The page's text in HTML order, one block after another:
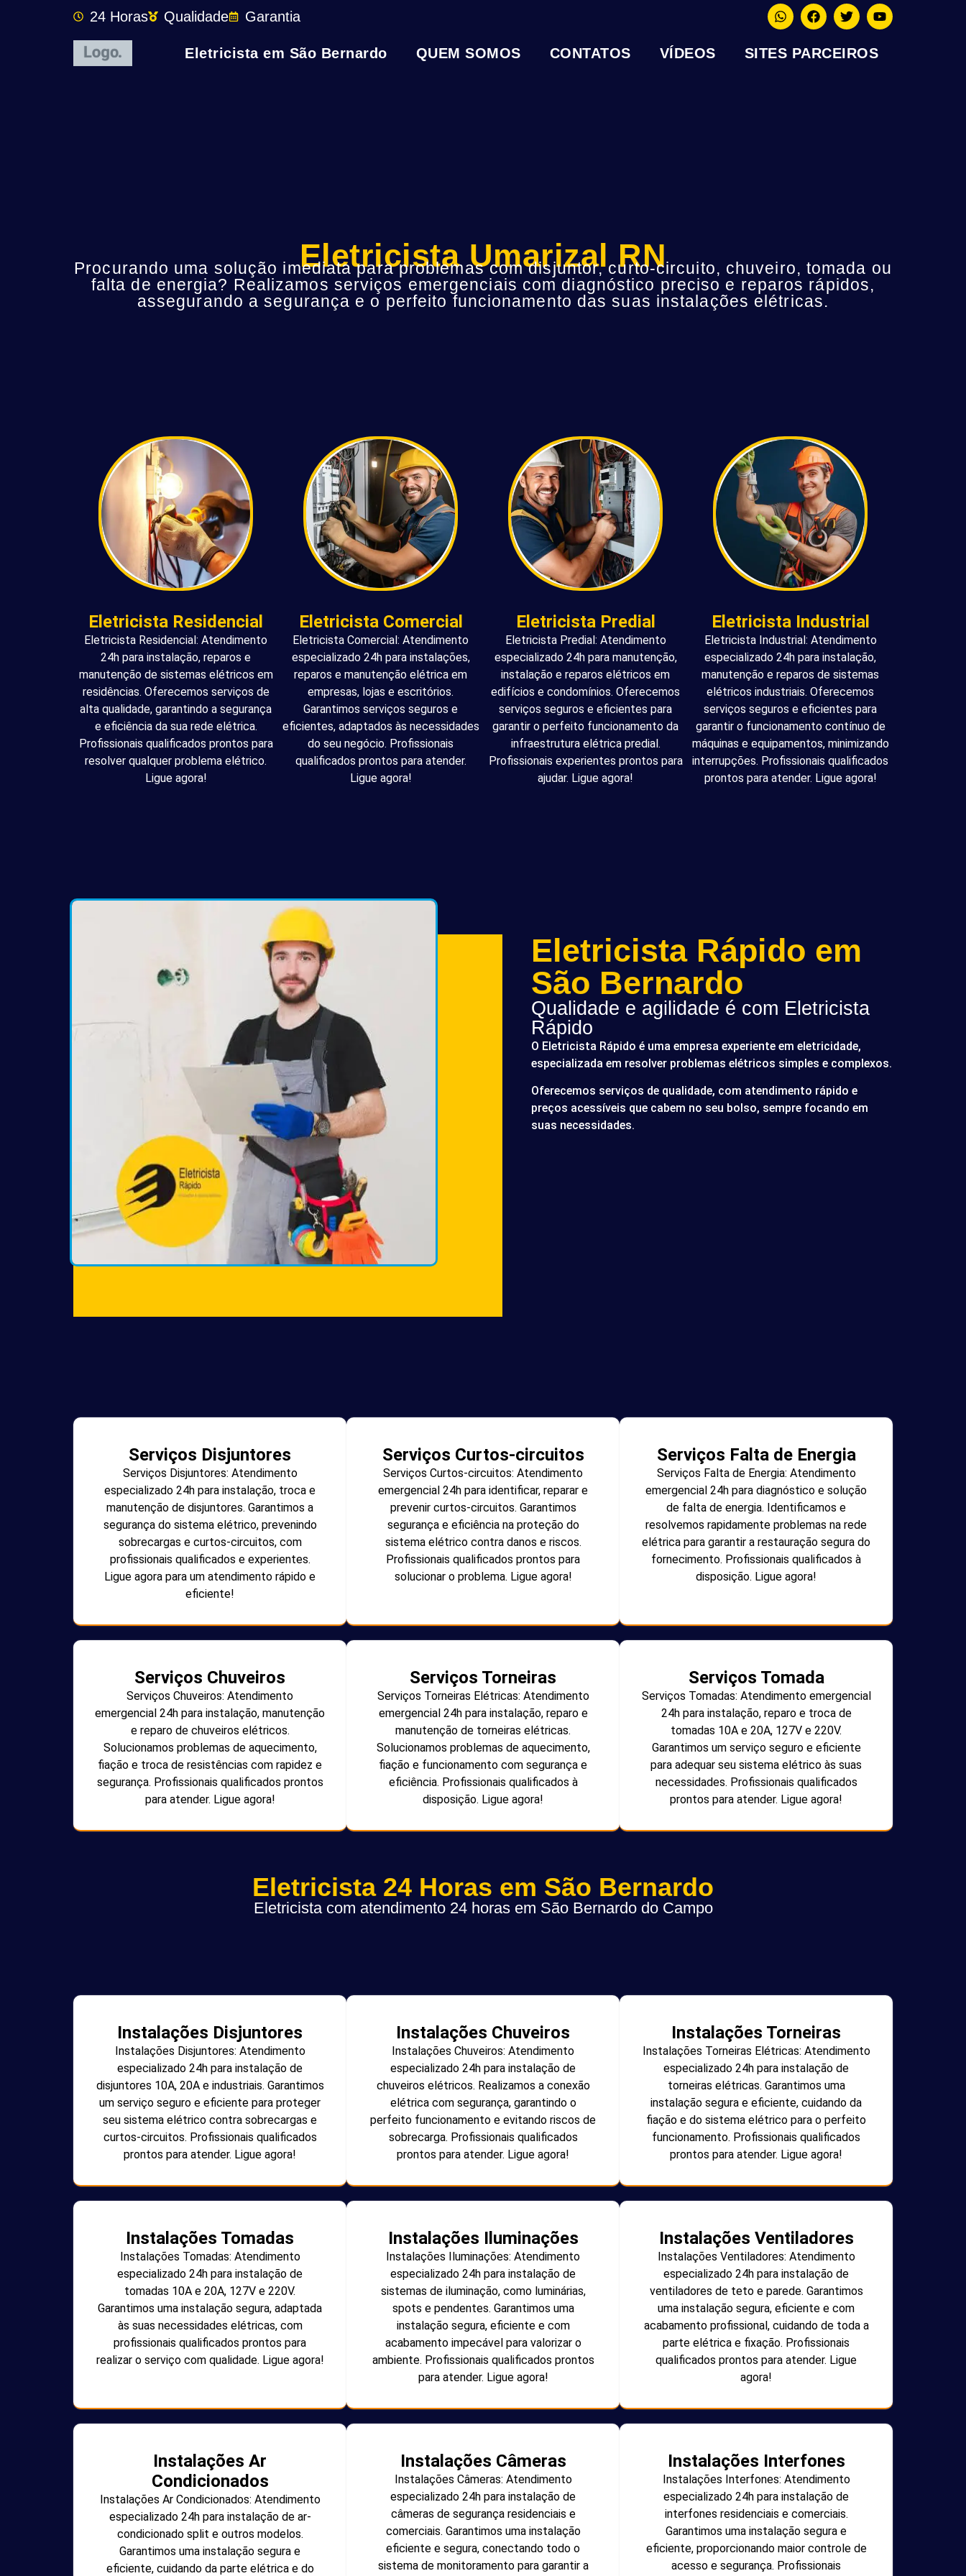
24 Horas Qualidade Garantia
Eletricista em São Bernardo QUEM SOMOS CONTATOS VÍDEOS SITES PARCEIROS
Eletricista Umarizal RN
Procurando uma solução imediata para problemas com disjuntor, curto-circuito, chuveiro, tomada ou
falta de energia? Realizamos serviços emergenciais com diagnóstico preciso e reparos rápidos,
assegurando a segurança e o perfeito funcionamento das suas instalações elétricas.
Eletricista Residencial
Eletricista Residencial: Atendimento
24h para instalação, reparos e
manutenção de sistemas elétricos em
residências. Oferecemos serviços de
alta qualidade, garantindo a segurança
e eficiência da sua rede elétrica.
Profissionais qualificados prontos para
resolver qualquer problema elétrico.
Ligue agora!
Eletricista Comercial
Eletricista Comercial: Atendimento
especializado 24h para instalações,
reparos e manutenção elétrica em
empresas, lojas e escritórios.
Garantimos serviços seguros e
eficientes, adaptados às necessidades
do seu negócio. Profissionais
qualificados prontos para atender.
Ligue agora!
Eletricista Predial
Eletricista Predial: Atendimento
especializado 24h para manutenção,
instalação e reparos elétricos em
edifícios e condomínios. Oferecemos
serviços seguros e eficientes para
garantir o perfeito funcionamento da
infraestrutura elétrica predial.
Profissionais experientes prontos para
ajudar. Ligue agora!
Eletricista Industrial
Eletricista Industrial: Atendimento
especializado 24h para instalação,
manutenção e reparos de sistemas
elétricos industriais. Oferecemos
serviços seguros e eficientes para
garantir o funcionamento contínuo de
máquinas e equipamentos, minimizando
interrupções. Profissionais qualificados
prontos para atender. Ligue agora!
Eletricista Rápido em
São Bernardo
Qualidade e agilidade é com Eletricista
Rápido
O Eletricista Rápido é uma empresa experiente em eletricidade,
especializada em resolver problemas elétricos simples e complexos.
Oferecemos serviços de qualidade, com atendimento rápido e
preços acessíveis que cabem no seu bolso, sempre focando em
suas necessidades.
Serviços Disjuntores
Serviços Disjuntores: Atendimento
especializado 24h para instalação, troca e
manutenção de disjuntores. Garantimos a
segurança do sistema elétrico, prevenindo
sobrecargas e curtos-circuitos, com
profissionais qualificados e experientes.
Ligue agora para um atendimento rápido e
eficiente!
Serviços Curtos-circuitos
Serviços Curtos-circuitos: Atendimento
emergencial 24h para identificar, reparar e
prevenir curtos-circuitos. Garantimos
segurança e eficiência na proteção do
sistema elétrico contra danos e riscos.
Profissionais qualificados prontos para
solucionar o problema. Ligue agora!
Serviços Falta de Energia
Serviços Falta de Energia: Atendimento
emergencial 24h para diagnóstico e solução
de falta de energia. Identificamos e
resolvemos rapidamente problemas na rede
elétrica para garantir a restauração segura do
fornecimento. Profissionais qualificados à
disposição. Ligue agora!
Serviços Chuveiros
Serviços Chuveiros: Atendimento
emergencial 24h para instalação, manutenção
e reparo de chuveiros elétricos.
Solucionamos problemas de aquecimento,
fiação e troca de resistências com rapidez e
segurança. Profissionais qualificados prontos
para atender. Ligue agora!
Serviços Torneiras
Serviços Torneiras Elétricas: Atendimento
emergencial 24h para instalação, reparo e
manutenção de torneiras elétricas.
Solucionamos problemas de aquecimento,
fiação e funcionamento com segurança e
eficiência. Profissionais qualificados à
disposição. Ligue agora!
Serviços Tomada
Serviços Tomadas: Atendimento emergencial
24h para instalação, reparo e troca de
tomadas 10A e 20A, 127V e 220V.
Garantimos um serviço seguro e eficiente
para adequar seu sistema elétrico às suas
necessidades. Profissionais qualificados
prontos para atender. Ligue agora!
Eletricista 24 Horas em São Bernardo
Eletricista com atendimento 24 horas em São Bernardo do Campo
Instalações Disjuntores
Instalações Disjuntores: Atendimento
especializado 24h para instalação de
disjuntores 10A, 20A e industriais. Garantimos
um serviço seguro e eficiente para proteger
seu sistema elétrico contra sobrecargas e
curtos-circuitos. Profissionais qualificados
prontos para atender. Ligue agora!
Instalações Chuveiros
Instalações Chuveiros: Atendimento
especializado 24h para instalação de
chuveiros elétricos. Realizamos a conexão
elétrica com segurança, garantindo o
perfeito funcionamento e evitando riscos de
sobrecarga. Profissionais qualificados
prontos para atender. Ligue agora!
Instalações Torneiras
Instalações Torneiras Elétricas: Atendimento
especializado 24h para instalação de
torneiras elétricas. Garantimos uma
instalação segura e eficiente, cuidando da
fiação e do sistema elétrico para o perfeito
funcionamento. Profissionais qualificados
prontos para atender. Ligue agora!
Instalações Tomadas
Instalações Tomadas: Atendimento
especializado 24h para instalação de
tomadas 10A e 20A, 127V e 220V.
Garantimos uma instalação segura, adaptada
às suas necessidades elétricas, com
profissionais qualificados prontos para
realizar o serviço com qualidade. Ligue agora!
Instalações Iluminações
Instalações Iluminações: Atendimento
especializado 24h para instalação de
sistemas de iluminação, como luminárias,
spots e pendentes. Garantimos uma
instalação segura, eficiente e com
acabamento impecável para valorizar o
ambiente. Profissionais qualificados prontos
para atender. Ligue agora!
Instalações Ventiladores
Instalações Ventiladores: Atendimento
especializado 24h para instalação de
ventiladores de teto e parede. Garantimos
uma instalação segura, eficiente e com
acabamento profissional, cuidando de toda a
parte elétrica e fixação. Profissionais
qualificados prontos para atender. Ligue
agora!
Instalações Ar
Condicionados
Instalações Ar Condicionados: Atendimento
especializado 24h para instalação de ar-
condicionado split e outros modelos.
Garantimos uma instalação segura e
eficiente, cuidando da parte elétrica e do
Instalações Câmeras
Instalações Câmeras: Atendimento
especializado 24h para instalação de
câmeras de segurança residenciais e
comerciais. Garantimos uma instalação
eficiente e segura, conectando todo o
sistema de monitoramento para garantir a
Instalações Interfones
Instalações Interfones: Atendimento
especializado 24h para instalação de
interfones residenciais e comerciais.
Garantimos uma instalação segura e
eficiente, proporcionando maior controle de
acesso e segurança. Profissionais